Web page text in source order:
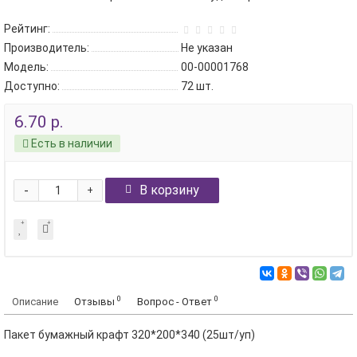
Рейтинг:
Производитель:
Не указан
Модель:
00-00001768
Доступно:
72шт.
6.70 р.
Есть в наличии
+
- В корзину
Описание Отзывы 0 Вопрос - Ответ 0
Пакет бумажный крафт 320*200*340 (25шт/уп)